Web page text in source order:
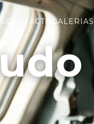
CONTACTO GALERIAS